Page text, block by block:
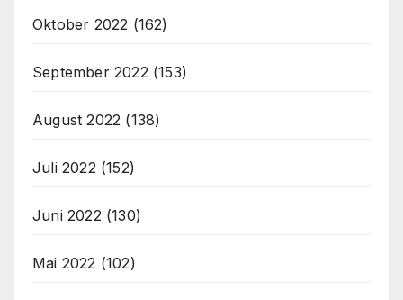
Oktober 2022 (162)
September 2022 (153)
August 2022 (138)
Juli 2022 (152)
Juni 2022 (130)
Mai 2022 (102)